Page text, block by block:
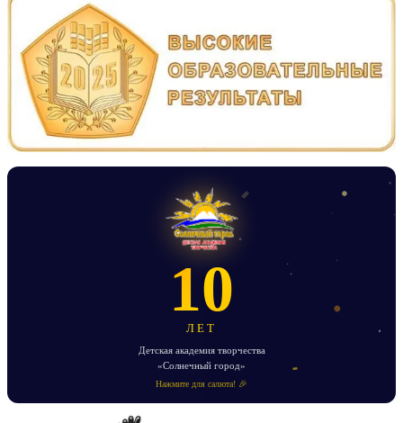
10
ЛЕТ
Детская академия творчества
«Солнечный город»
Нажмите для салюта! 🎉